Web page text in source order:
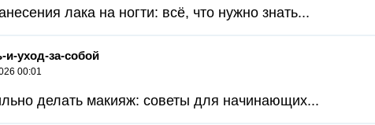
лака на ногти: всё, что нужно знать...
и-уход-за-собой
00:01
делать макияж: советы для начинающих...